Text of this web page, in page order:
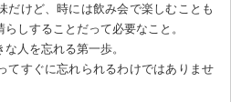
だけど、時には飲み会で楽しむことも
しすることだって必要なこと。
人を忘れる第一歩。
てすぐに忘れられるわけではありませ